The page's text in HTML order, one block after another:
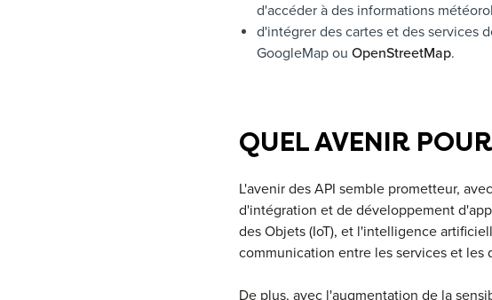
d'accéder à des informations
d'intégrer des cartes et des services
GoogleMap ou OpenStreetMap.
QUEL AVENIR
L'avenir des API semble prometteur,
d'intégration et de développement
des Objets (IoT), et l'intelligence
communication entre les services et les
De plus, avec l'augmentation de la